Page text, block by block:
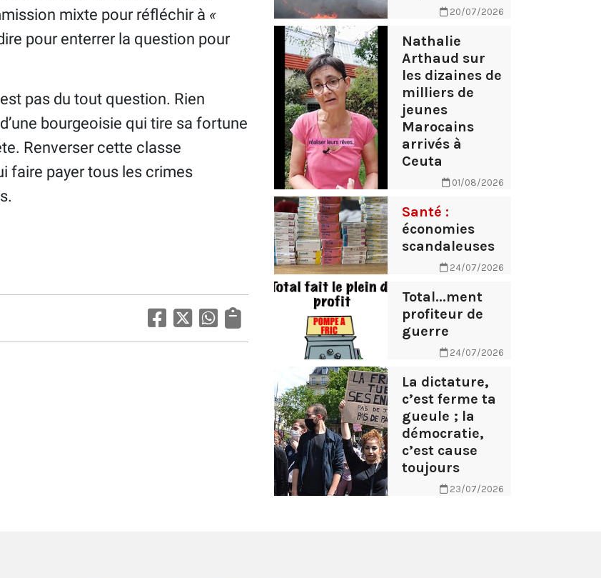
mixte pour réfléchir à «
pour enterrer la question pour
pas du tout question. Rien
bourgeoisie qui tire sa fortune
Renverser cette classe
faire payer tous les crimes
20/07/2026
Nathalie
Arthaud sur
les dizaines de
milliers de
jeunes
Marocains
arrivés à
Ceuta
01/08/2026
Santé :
économies
scandaleuses
24/07/2026
Total...ment
profiteur de
guerre
24/07/2026
La dictature,
c’est ferme ta
gueule ; la
démocratie,
c’est cause
toujours
23/07/2026